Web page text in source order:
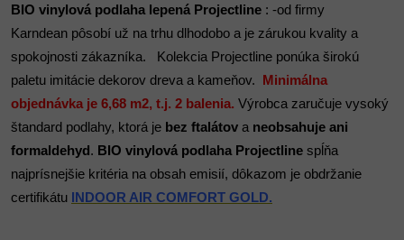
BIO vinylová podlaha lepená Projectline : -od firmy
Karndean pôsobí už na trhu dlhodobo a je zárukou kvality a
spokojnosti zákazníka.
Kolekcia Projectline ponúka širokú
paletu imitácie dekorov dreva a kameňov.
Minimálna
objednávka je 6,68 m2, t.j. 2 balenia. Výrobca zaručuje vysoký
štandard podlahy, ktorá je bez ftalátov a neobsahuje ani
formaldehyd . BIO vinylová podlaha Projectline spĺňa
najprísnejšie kritéria na obsah emisií, dôkazom je obdržanie
certifikátu
INDOOR AIR COMFORT GOLD.